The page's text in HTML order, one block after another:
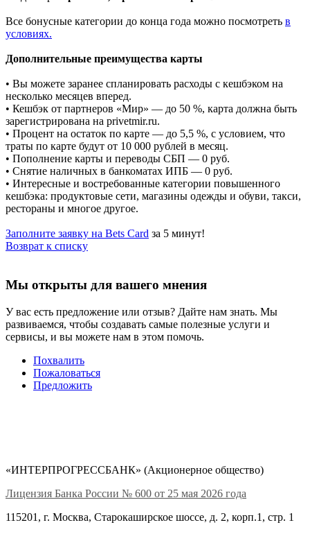
Все бонусные категории до конца года можно посмотреть в
условиях.
Дополнительные преимущества карты
• Вы можете заранее спланировать расходы с кешбэком на
несколько месяцев вперед.
• Кешбэк от партнеров «Мир» — до 50 %, карта должна быть
зарегистрирована на privetmir.ru.
• Процент на остаток по карте — до 5,5 %, с условием, что
траты по карте будут от 10 000 рублей в месяц.
• Пополнение карты и переводы СБП — 0 руб.
• Снятие наличных в банкоматах ИПБ — 0 руб.
• Интересные и востребованные категории повышенного
кешбэка: продуктовые сети, магазины одежды и обуви, такси,
рестораны и многое другое.
Заполните заявку на Bets Card за 5 минут!
Возврат к списку
Мы открыты для вашего мнения
У вас есть предложение или отзыв? Дайте нам знать. Мы
развиваемся, чтобы создавать самые полезные услуги и
сервисы, и вы можете нам в этом помочь.
Похвалить
Пожаловаться
Предложить
«ИНТЕРПРОГРЕССБАНК» (Акционерное общество)
Лицензия Банка России № 600 от 25 мая 2026 года
115201, г. Москва, Старокаширское шоссе, д. 2, корп.1, стр. 1